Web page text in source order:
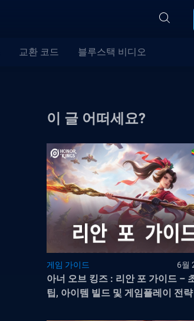
교환 코드 블루스택 비디오
이 글 어떠세요?
게임 가이드 6월
아너 오브 킹즈 : 리안 포 가이드 –
팁, 아이템 빌드 및 게임플레이 전략